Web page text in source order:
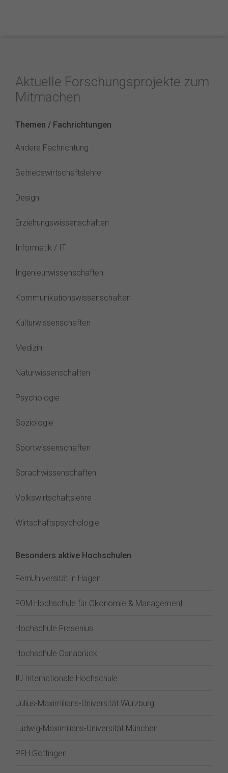
Aktuelle Forschungsprojekte zum
Mitmachen
Themen / Fachrichtungen
Andere Fachrichtung
Betriebswirtschaftslehre
Design
Erziehungswissenschaften
Informatik / IT
Ingenieurwissenschaften
Kommunikationswissenschaften
Kulturwissenschaften
Medizin
Naturwissenschaften
Psychologie
Soziologie
Sportwissenschaften
Sprachwissenschaften
Volkswirtschaftslehre
Wirtschaftspsychologie
Besonders aktive Hochschulen
FernUniversität in Hagen
FOM Hochschule für Ökonomie & Management
Hochschule Fresenius
Hochschule Osnabrück
IU Internationale Hochschule
Julius-Maximilians-Universität Würzburg
Ludwig-Maximilians-Universität München
PFH Göttingen